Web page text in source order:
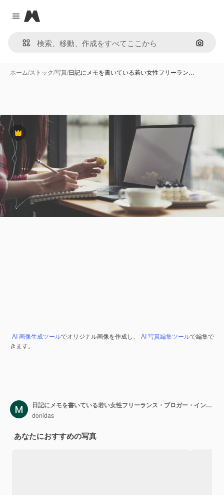
Close menu
Magnific
画像で
ホーム/ストック/写真/日記にメモを書いている若い女性フリーラン…
Premium
AI 画像生成ツールでオリジナル画像を作成し、 AI 写真編集ツールで編集で
きます。
日記にメモを書いている若い女性フリーランス・ブロガー・インフルエンサー
donidas
あなたにおすすめの写真